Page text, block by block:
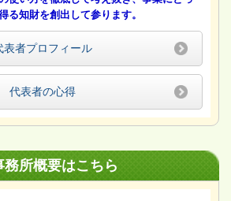
る知財を創出して参ります。
表者プロフィール
代表者の心得
務所概要はこちら